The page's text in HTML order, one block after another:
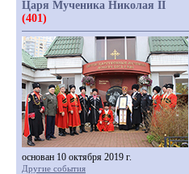
Царя Мученика Николая II
(401)
основан 10 октября 2019 г.
Другие события